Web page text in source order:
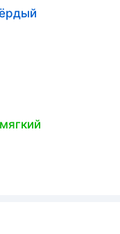
мягкий